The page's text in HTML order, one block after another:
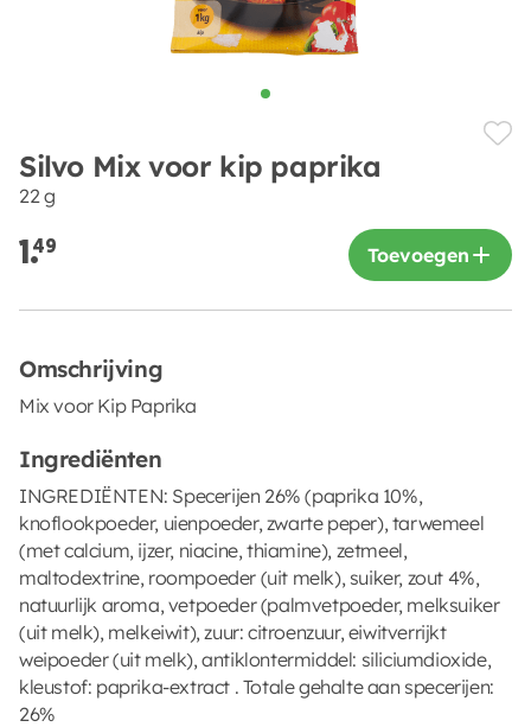
Silvo Mix voor kip paprika
22 g
1.49 Toevoegen
Omschrijving
Mix voor Kip Paprika
Ingrediënten
INGREDIËNTEN: Specerijen 26% (paprika 10%,
knoflookpoeder, uienpoeder, zwarte peper), tarwemeel
(met calcium, ijzer, niacine, thiamine), zetmeel,
maltodextrine, roompoeder (uit melk), suiker, zout 4%,
natuurlijk aroma, vetpoeder (palmvetpoeder, melksuiker
(uit melk), melkeiwit), zuur: citroenzuur, eiwitverrijkt
weipoeder (uit melk), antiklontermiddel: siliciumdioxide,
kleustof: paprika-extract . Totale gehalte aan specerijen:
26%